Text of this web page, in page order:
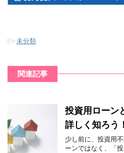
-未分類
関連記事
投資用ローン
詳しく知ろう！
少し前に、投資用
ーンではなく、「